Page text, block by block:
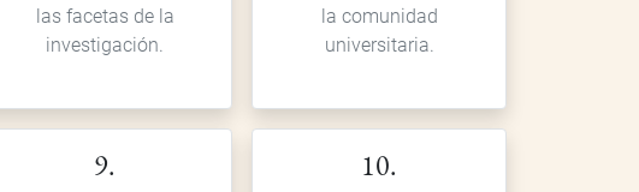
las facetas de la
investigación.
la comunidad
universitaria.
9. 10.